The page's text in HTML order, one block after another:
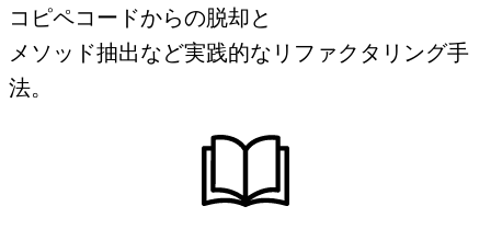
コピペコードからの脱却と
メソッド抽出など実践的なリファクタリング手
法。